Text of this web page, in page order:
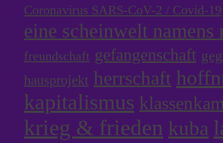
Coronavirus SARS-CoV-2 / Covid-19
eine scheinwelt namens
freundschaft gefangenschaft
hausprojekt herrschaft
kapitalismus
krieg & frieden kuba